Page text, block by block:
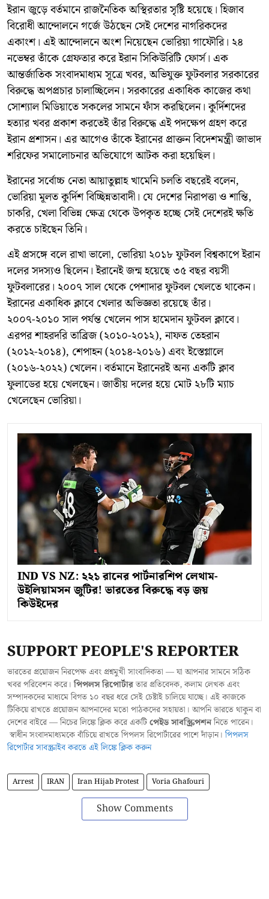
ইরান জুড়ে বর্তমানে রাজনৈতিক অস্থিরতার সৃষ্টি হয়েছে। হিজাব
বিরোধী আন্দোলনে গর্জে উঠছেন সেই দেশের নাগরিকদের
একাংশ। এই আন্দোলনে অংশ নিয়েছেন ভোরিয়া গাফৌরি। ২৪
নভেম্বর তাঁকে গ্রেফতার করে ইরান সিকিউরিটি ফোর্স। এক
আন্তর্জাতিক সংবাদমাধ্যম সূত্রে খবর, অভিযুক্ত ফুটবলার সরকারের
বিরুদ্ধে অপপ্রচার চালাচ্ছিলেন। সরকারের একাধিক কাজের কথা
সোশ্যাল মিডিয়াতে সকলের সামনে ফাঁস করছিলেন। কুর্দিশদের
হত্যার খবর প্রকাশ করতেই তাঁর বিরুদ্ধে এই পদক্ষেপ গ্রহণ করে
ইরান প্রশাসন। এর আগেও তাঁকে ইরানের প্রাক্তন বিদেশমন্ত্রী জাভাদ
শরিফের সমালোচনার অভিযোগে আটক করা হয়েছিল।
ইরানের সর্বোচ্চ নেতা আয়াতুল্লাহ খামেনি চলতি বছরেই বলেন,
ভোরিয়া মূলত কুর্দিশ বিচ্ছিন্নতাবাদী। যে দেশের নিরাপত্তা ও শান্তি,
চাকরি, খেলা বিভিন্ন ক্ষেত্র থেকে উপকৃত হচ্ছে সেই দেশেরই ক্ষতি
করতে চাইছেন তিনি।
এই প্রসঙ্গে বলে রাখা ভালো, ভোরিয়া ২০১৮ ফুটবল বিশ্বকাপে ইরান
দলের সদস্যও ছিলেন। ইরানেই জন্ম হয়েছে ৩৫ বছর বয়সী
ফুটবলারের। ২০০৭ সাল থেকে পেশাদার ফুটবল খেলতে থাকেন।
ইরানের একাধিক ক্লাবে খেলার অভিজ্ঞতা রয়েছে তাঁর।
২০০৭-২০১০ সাল পর্যন্ত খেলেন পাস হামেদান ফুটবল ক্লাবে।
এরপর শাহরদরি তাব্রিজ (২০১০-২০১২), নাফত তেহরান
(২০১২-২০১৪), শেপাহন (২০১৪-২০১৬) এবং ইস্তেগ্লালে
(২০১৬-২০২২) খেলেন। বর্তমানে ইরানেরই অন্য একটি ক্লাব
ফুলাডের হয়ে খেলছেন। জাতীয় দলের হয়ে মোট ২৮টি ম্যাচ
খেলেছেন ভোরিয়া।
IND VS NZ: ২২১ রানের পার্টনারশিপ লেথাম-
উইলিয়ামসন জুটির! ভারতের বিরুদ্ধে বড় জয়
কিউইদের
SUPPORT PEOPLE'S REPORTER
ভারতের প্রয়োজন নিরপেক্ষ এবং প্রশ্নমুখী সাংবাদিকতা — যা আপনার সামনে সঠিক
খবর পরিবেশন করে।পিপলস রিপোর্টারতার প্রতিবেদক, কলাম লেখক এবং
সম্পাদকদের মাধ্যমে বিগত ১০ বছর ধরে সেই চেষ্টাই চালিয়ে যাচ্ছে। এই কাজকে
টিকিয়ে রাখতে প্রয়োজন আপনাদের মতো পাঠকদের সহায়তা। আপনি ভারতে থাকুন বা
দেশের বাইরে — নিচের লিঙ্কে ক্লিক করে একটিপেইড সাবস্ক্রিপশননিতে পারেন।
স্বাধীন সংবাদমাধ্যমকে বাঁচিয়ে রাখতে পিপলস রিপোর্টারের পাশে দাঁড়ান।পিপলস
রিপোর্টার সাবস্ক্রাইব করতে এই লিঙ্কে ক্লিক করুন
Arrest IRAN Iran Hijab Protest Voria Ghafouri
Show Comments